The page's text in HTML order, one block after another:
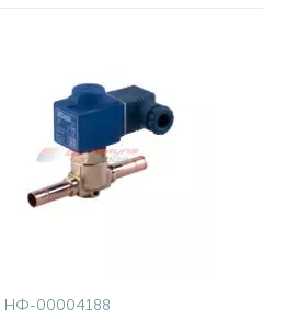
НФ-00004188